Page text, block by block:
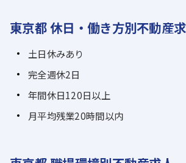
東京都 休日・働き方別不動産
土日休みあり
完全週休2日
年間休日120日以上
月平均残業20時間以内